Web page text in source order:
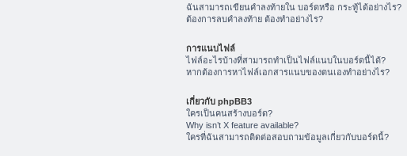
ฉันสามารถเขียนคำลงท้ายใน บอร์ดหรือ กระทู้ได้อย่างไร?
ต้องการลบคำลงท้าย ต้องทำอย่างไร?
การแนบไฟล์
ไฟล์อะไรบ้างที่สามารถทำเป็นไฟล์แนบในบอร์ดนี้ได้?
หากต้องการหาไฟล์เอกสารแนบของตนเองทำอย่างไร?
เกี่ยวกับ phpBB3
ใครเป็นคนสร้างบอร์ด?
Why isn’t X feature available?
ใครที่ฉันสามารถติดต่อสอบถามข้อมูลเกี่ยวกับบอร์ดนี้?